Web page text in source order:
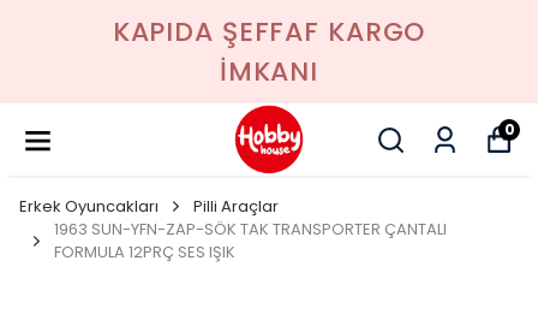
KAPIDA ŞEFFAF KARGO
İMKANI
0
Erkek Oyuncakları
Pilli Araçlar
1963 SUN-YFN-ZAP-SÖK TAK TRANSPORTER ÇANTALI
FORMULA 12PRÇ SES IŞIK